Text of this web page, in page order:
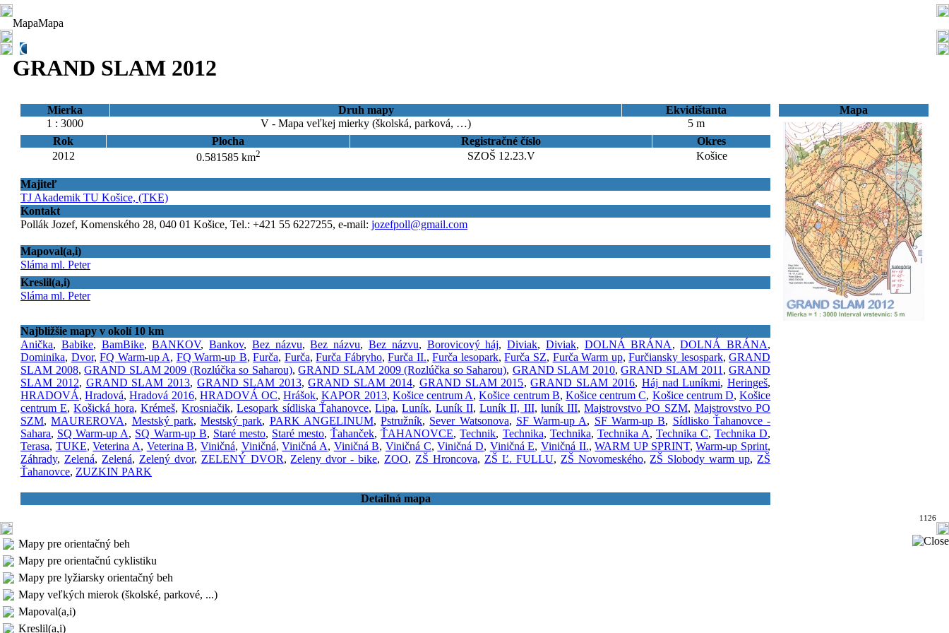
MapaMapa
GRAND SLAM 2012
Mierka Druh mapy
Ekvidištanta
1 : 3000
V - Mapa veľkej mierky (školská, parková, …)
5 m
Rok
Plocha Registračné číslo
Okres
2012
0.581585 km2 SZOŠ 12.23.V Košice
Majiteľ
TJ Akademik TU Košice, (TKE)
Kontakt
Pollák Jozef, Komenského 28, 040 01 Košice, Tel.: +421 55 6227255, e-mail: jozefpoll@gmail.com
Mapoval(a,i)
Sláma ml. Peter
Kreslil(a,i)
Sláma ml. Peter
Najbližšie mapy v okolí 10 km
Anička, Babike, BamBike,BANKOV,Bankov, Bez názvu,Bez názvu,Bez názvu, Borovicový háj,Diviak, Diviak, DOLNÁ BRÁNA,DOLNÁ BRÁNA,
Dominika, Dvor,FQ Warm-up A, FQ Warm-up B,Furča, Furča,Furča Fábryho,Furča II.,Furča lesopark,Furča SZ, Furča Warm up,Furčiansky lesospark,GRAND
SLAM 2008,GRAND SLAM 2009 (Rozlúčka so Saharou),GRAND SLAM 2009 (Rozlúčka so Saharou), GRAND SLAM 2010,GRAND SLAM 2011,GRAND
SLAM 2012, GRAND SLAM 2013,GRAND SLAM 2013,GRAND SLAM 2014, GRAND SLAM 2015,GRAND SLAM 2016, Háj nad Luníkmi,Heringeš,
HRADOVÁ,Hradová,Hradová 2016, HRADOVÁ OC,Hrášok,KAPOR 2013, Košice centrum A,Košice centrum B,Košice centrum C, Košice centrum D,Košice
centrum E,Košická hora, Krémeš,Krosniačik,Lesopark sídliska Ťahanovce,Lipa,Luník, Luník II,Luník II, III, luník III,Majstrovstvo PO SZM, Majstrovstvo PO
SZM,MAUREROVA, Mestský park,Mestský park, PARK ANGELINUM,Pstružník, Sever Watsonova, SF Warm-up A, SF Warm-up B, Sídlisko Ťahanovce -
Sahara, SQ Warm-up A, SQ Warm-up B, Staré mesto, Staré mesto,Ťahanček,ŤAHANOVCE,Technik, Technika, Technika, Technika A, Technika C,Technika D,
Terasa, TUKE,Veterina A, Veterina B,Viničná, Viničná,Viničná A, Viničná B,Viničná C,Viničná D, Viničná E,Viničná II.,WARM UP SPRINT,Warm-up Sprint,
Záhrady, Zelená, Zelená, Zelený dvor, ZELENÝ DVOR,Zeleny dvor - bike,ZOO,ZŠ Hroncova, ZŠ Ľ. FULLU, ZŠ Novomeského,ZŠ Slobody warm up,ZŠ
Ťahanovce, ZUZKIN PARK
Detailná mapa
Mapa
1126
Mapy pre orientačný beh
Mapy pre orientačnú cyklistiku
Mapy pre lyžiarsky orientačný beh
Mapy veľkých mierok (školské, parkové, ...)
Mapoval(a,i)
Kreslil(a,i)